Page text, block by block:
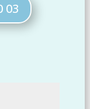
03